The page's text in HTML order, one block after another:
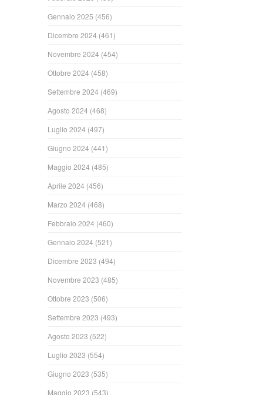
Gennaio 2025 (456)
Dicembre 2024 (461)
Novembre 2024 (454)
Ottobre 2024 (458)
Settembre 2024 (469)
Agosto 2024 (468)
Luglio 2024 (497)
Giugno 2024 (441)
Maggio 2024 (485)
Aprile 2024 (456)
Marzo 2024 (468)
Febbraio 2024 (460)
Gennaio 2024 (521)
Dicembre 2023 (494)
Novembre 2023 (485)
Ottobre 2023 (506)
Settembre 2023 (493)
Agosto 2023 (522)
Luglio 2023 (554)
Giugno 2023 (535)
Maggio 2023 (543)